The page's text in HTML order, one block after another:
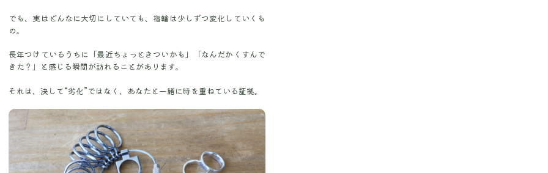
でも、実はどんなに大切にしていても、指輪は少しずつ変化していくも
の。
長年つけているうちに「最近ちょっときついかも」「なんだかくすんで
きた？」と感じる瞬間が訪れることがあります。
それは、決して“劣化”ではなく、あなたと一緒に時を重ねている証拠。